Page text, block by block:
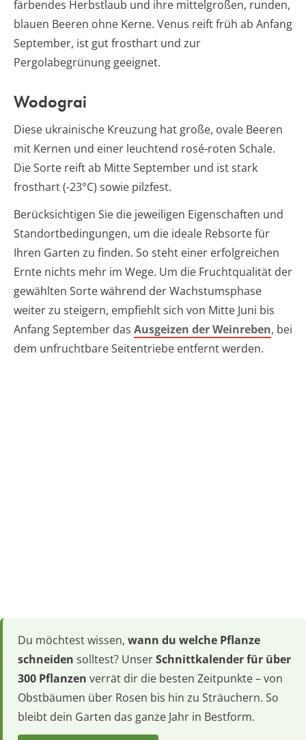
färbendes Herbstlaub und ihre mittelgroßen, runden,
blauen Beeren ohne Kerne. Venus reift früh ab Anfang
September, ist gut frosthart und zur
Pergolabegrünung geeignet.
Wodograi
Diese ukrainische Kreuzung hat große, ovale Beeren
mit Kernen und einer leuchtend rosé-roten Schale.
Die Sorte reift ab Mitte September und ist stark
frosthart (-23°C) sowie pilzfest.
Berücksichtigen Sie die jeweiligen Eigenschaften und
Standortbedingungen, um die ideale Rebsorte für
Ihren Garten zu finden. So steht einer erfolgreichen
Ernte nichts mehr im Wege. Um die Fruchtqualität der
gewählten Sorte während der Wachstumsphase
weiter zu steigern, empfiehlt sich von Mitte Juni bis
Anfang September das Ausgeizen der Weinreben, bei
dem unfruchtbare Seitentriebe entfernt werden.
Du möchtest wissen, wann du welche Pflanze
schneiden solltest? UnserSchnittkalender für über
300 Pflanzen verrät dir die besten Zeitpunkte – von
Obstbäumen über Rosen bis hin zu Sträuchern. So
bleibt dein Garten das ganze Jahr in Bestform.